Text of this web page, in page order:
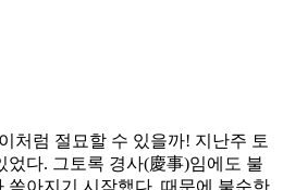
처럼 절묘할 수 있을까! 지난주 토
었다. 그토록 경사(慶事)임에도 불